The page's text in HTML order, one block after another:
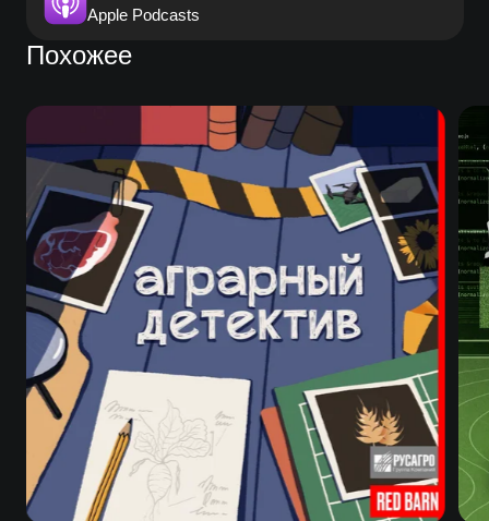
Apple Podcasts
Похожее